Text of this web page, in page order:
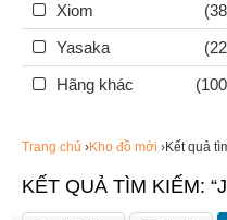
Xiom
Yasaka
Hãng khác
Trang chủ ›Kho đồ mới ›Kết quả
KẾT QUẢ TÌM KIẾM: